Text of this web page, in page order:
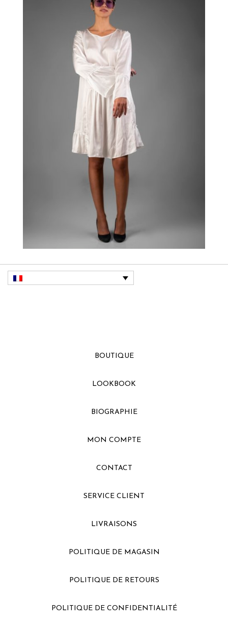
BOUTIQUE
LOOKBOOK
BIOGRAPHIE
MON COMPTE
CONTACT
SERVICE CLIENT
LIVRAISONS
POLITIQUE DE MAGASIN
POLITIQUE DE RETOURS
POLITIQUE DE CONFIDENTIALITÉ